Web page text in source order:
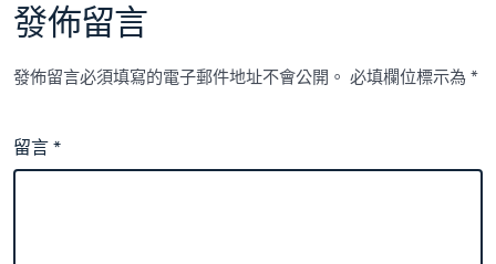
發佈留言
發佈留言必須填寫的電子郵件地址不會公開。 必填欄位標示為*
留言*